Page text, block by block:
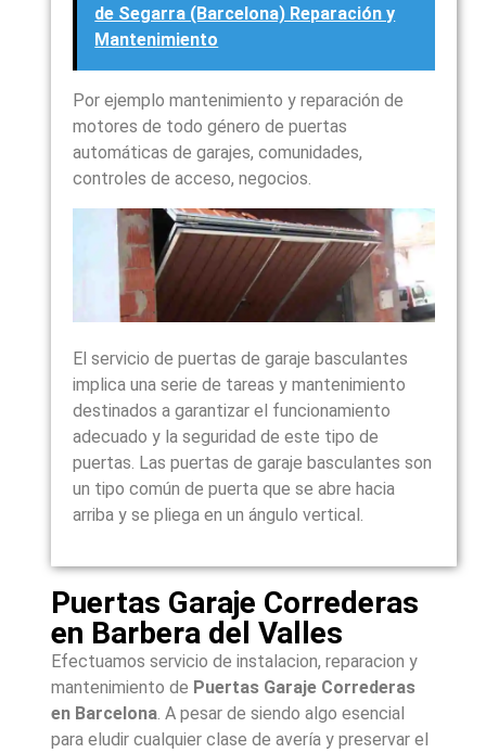
de Segarra (Barcelona) Reparación y
Mantenimiento
Por ejemplo mantenimiento y reparación de
motores de todo género de puertas
automáticas de garajes, comunidades,
controles de acceso, negocios.
El servicio de puertas de garaje basculantes
implica una serie de tareas y mantenimiento
destinados a garantizar el funcionamiento
adecuado y la seguridad de este tipo de
puertas. Las puertas de garaje basculantes son
un tipo común de puerta que se abre hacia
arriba y se pliega en un ángulo vertical.
Puertas Garaje Correderas
en Barbera del Valles
Efectuamos servicio de instalacion, reparacion y
mantenimiento de Puertas Garaje Correderas
en Barcelona . A pesar de siendo algo esencial
para eludir cualquier clase de avería y preservar el